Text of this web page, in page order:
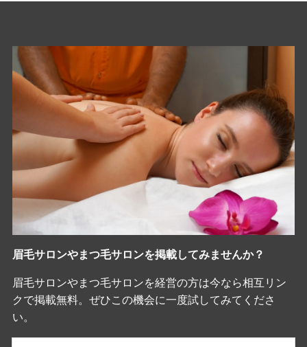
眉毛サロンやまつ毛サロンを掲載してみませんか？
眉毛サロンやまつ毛サロンを経営の方は今なら相互リン
クで掲載無料。ぜひこの機会に一度試してみてくださ
い。